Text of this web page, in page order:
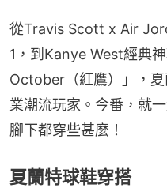
從Travis Scott x Air
1，到Kanye West經典
October（紅鷹）」，
業潮流玩家。今番，就
腳下都穿些甚麼！
夏蘭特球鞋穿搭